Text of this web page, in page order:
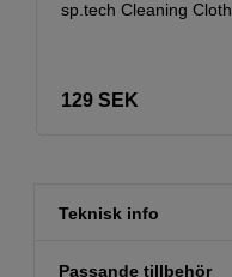
sp.tech Cleaning Cloth
129 SEK
Teknisk info
Passande tillbehör